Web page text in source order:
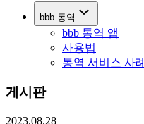
bbb 통역
bbb 통역 앱
사용법
통역 서비스 사례
게시판
2023.08.28